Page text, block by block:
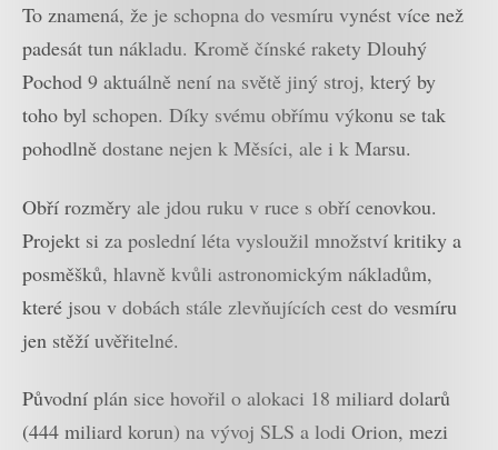
To znamená, že je schopna do vesmíru vynést více než
padesát tun nákladu. Kromě čínské rakety Dlouhý
Pochod 9 aktuálně není na světě jiný stroj, který by
toho byl schopen. Díky svému obřímu výkonu se tak
pohodlně dostane nejen k Měsíci, ale i k Marsu.
Obří rozměry ale jdou ruku v ruce s obří cenovkou.
Projekt si za poslední léta vysloužil množství kritiky a
posměšků, hlavně kvůli astronomickým nákladům,
které jsou v dobách stále zlevňujících cest do vesmíru
jen stěží uvěřitelné.
Původní plán sice hovořil o alokaci 18 miliard dolarů
(444 miliard korun) na vývoj SLS a lodi Orion, mezi